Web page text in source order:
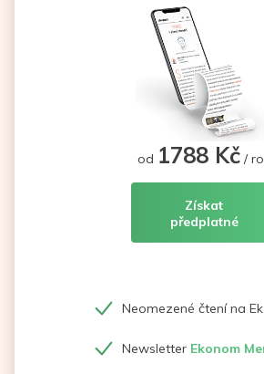
od 1788 Kč /
Získat
předplatné
Neomezené čtení na
Newsletter Ekonom